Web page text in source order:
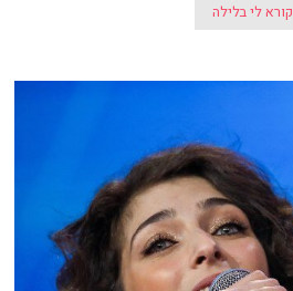
קורא לי בלילה